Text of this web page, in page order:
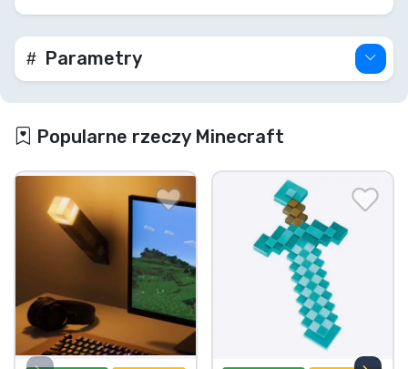
Parametry
Popularne rzeczy Minecraft